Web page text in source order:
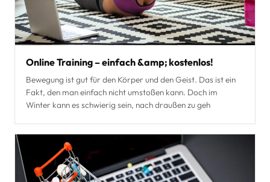
Online Training – einfach &amp; kostenlos!
Bewegung ist gut für den Körper und den Geist. Das ist ein
Fakt, den man einfach nicht umstoßen kann. Doch im
Winter kann es schwierig sein, nach draußen zu geh